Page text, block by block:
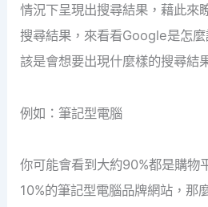
情況下呈現出搜尋結果，藉此來
搜尋結果，來看看Google是怎
該是會想要出現什麼樣的搜尋結
例如：筆記型電腦
你可能會看到大約90%都是購物
10%的筆記型電腦品牌網站，那